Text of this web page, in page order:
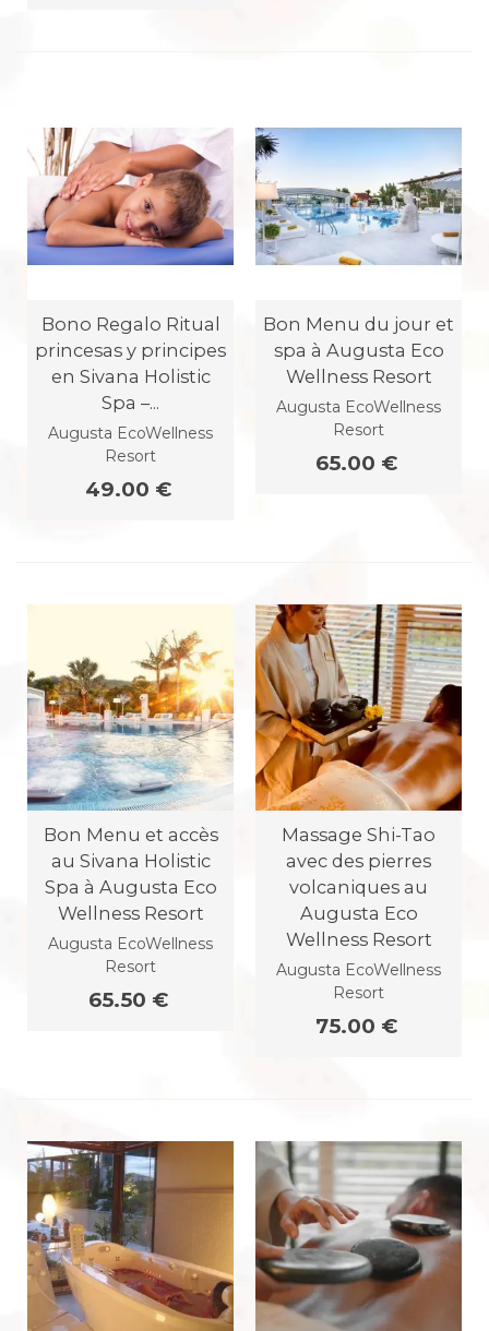
Bono Regalo Ritual
princesas y principes
en Sivana Holistic
Spa –...
Augusta EcoWellness
Resort
49.00 €
Bon Menu du jour et
spa à Augusta Eco
Wellness Resort
Augusta EcoWellness
Resort
65.00 €
Bon Menu et accès
au Sivana Holistic
Spa à Augusta Eco
Wellness Resort
Augusta EcoWellness
Resort
65.50 €
Massage Shi-Tao
avec des pierres
volcaniques au
Augusta Eco
Wellness Resort
Augusta EcoWellness
Resort
75.00 €